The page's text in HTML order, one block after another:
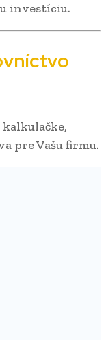
investíciu.
pre Vašu firmu.